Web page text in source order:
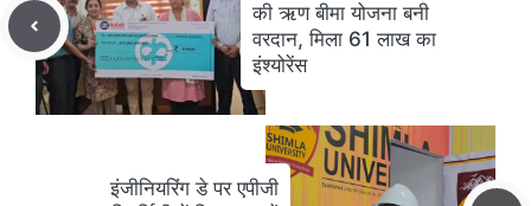
की ऋण बीमा योजना बनी
वरदान, मिला 61 लाख का
इंश्योरेंस
इंजीनियरिंग डे पर एपीजी